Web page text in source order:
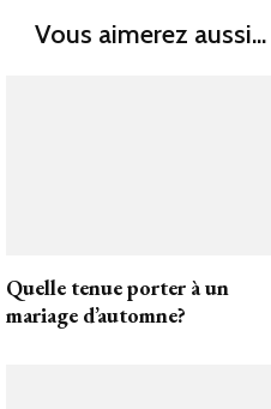
Vous aimerez aussi...
Quelle tenue porter à un
mariage d’automne?